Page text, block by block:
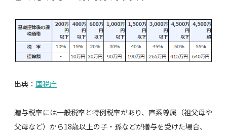
出典： 国税庁
贈与税率には一般税率と特例税率があり、直系尊属（祖父母や
父母など）から18歳以上の子・孫などが贈与を受けた場合、